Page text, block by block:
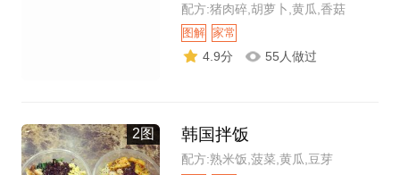
配方:猪肉碎,胡萝卜,黄瓜,香菇
图解 家常
4.9分 55人做过
2图 韩国拌饭
配方:熟米饭,菠菜,黄瓜,豆芽